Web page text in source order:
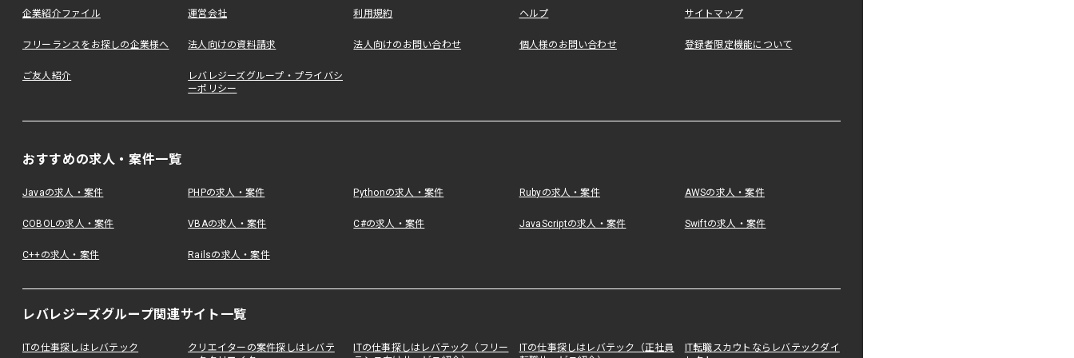
企業紹介ファイル 運営会社 利用規約 ヘルプ サイトマップ
フリーランスをお探しの企業様へ 法人向けの資料請求 法人向けのお問い合わせ 個人様のお問い合わせ 登録者限定機能について
ご友人紹介
レバレジーズグループ・プライバシ
ーポリシー
おすすめの求人・案件一覧
Javaの求人・案件 PHPの求人・案件 Pythonの求人・案件 Rubyの求人・案件 AWSの求人・案件
COBOLの求人・案件 VBAの求人・案件 C#の求人・案件 JavaScriptの求人・案件 Swiftの求人・案件
C++の求人・案件 Railsの求人・案件
レバレジーズグループ関連サイト一覧
ITの仕事探しはレバテック
クリエイターの案件探しはレバテ
ITの仕事探しはレバテック（フリー
ITの仕事探しはレバテック（正社員
IT転職スカウトならレバテックダイ